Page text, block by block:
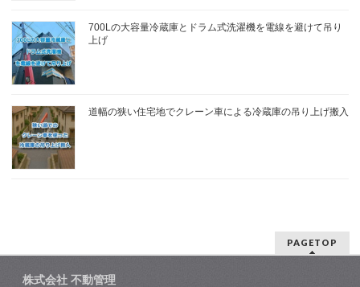
700Lの大容量冷蔵庫とドラム式洗濯機を電線を避けて吊り
上げ
道幅の狭い住宅地でクレーン車による冷蔵庫の吊り上げ搬入
PAGETOP
株式会社 不動管理